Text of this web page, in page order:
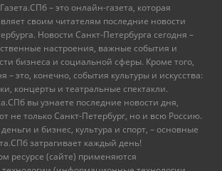
– это онлайн-газета, которая
своим читателям последние новости
Новости Санкт-Петербурга сегодня –
настроения, важные события и
бизнеса и социальной сферы. Кроме того,
– это, конечно, события культуры и искусства:
концерты и театральные спектакли.
вы узнаете последние новости дня,
не только Санкт-Петербург, но и всю Россию.
и бизнес, культура и спорт, – основные
затрагивает каждый день!
ресурсе (сайте) применяются